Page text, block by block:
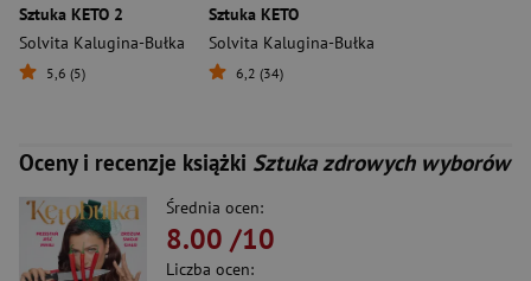
Sztuka KETO 2
Solvita Kalugina-Bułka
5,6 (5)
Sztuka KETO
Solvita Kalugina-Bułka
6,2 (34)
Oceny i recenzje książki Sztuka zdrowych wyborów
Średnia ocen:
8.00 /10
Liczba ocen: